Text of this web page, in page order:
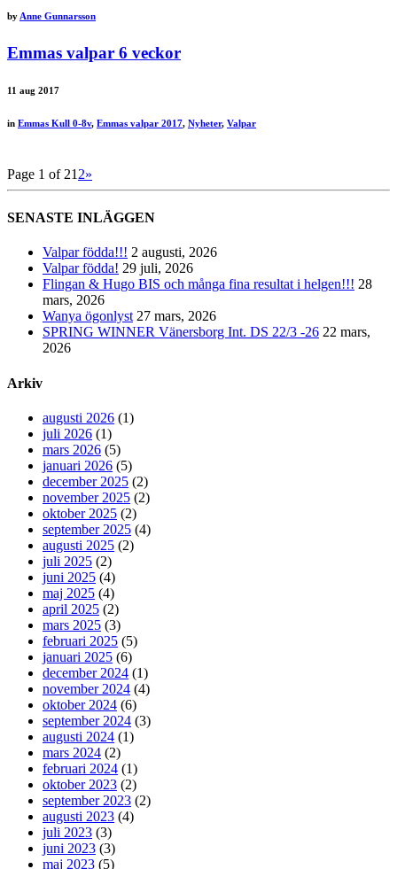
by Anne Gunnarsson
Emmas valpar 6 veckor
11 aug 2017
in Emmas Kull 0-8v, Emmas valpar 2017, Nyheter, Valpar
Page 1 of 21 2»
SENASTE INLÄGGEN
Valpar födda!!! 2 augusti, 2026
Valpar födda! 29 juli, 2026
Flingan & Hugo BIS och många fina resultat i helgen!!! 28
mars, 2026
Wanya ögonlyst 27 mars, 2026
SPRING WINNER Vänersborg Int. DS 22/3 -26 22 mars,
2026
Arkiv
augusti 2026 (1)
juli 2026 (1)
mars 2026 (5)
januari 2026 (5)
december 2025 (2)
november 2025 (2)
oktober 2025 (2)
september 2025 (4)
augusti 2025 (2)
juli 2025 (2)
juni 2025 (4)
maj 2025 (4)
april 2025 (2)
mars 2025 (3)
februari 2025 (5)
januari 2025 (6)
december 2024 (1)
november 2024 (4)
oktober 2024 (6)
september 2024 (3)
augusti 2024 (1)
mars 2024 (2)
februari 2024 (1)
oktober 2023 (2)
september 2023 (2)
augusti 2023 (4)
juli 2023 (3)
juni 2023 (3)
maj 2023 (5)